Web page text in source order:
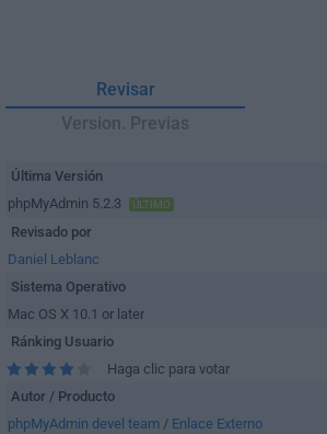
Revisar
Version. Previas
Última Versión
phpMyAdmin 5.2.3
ÚLTIMO
Revisado por
Daniel Leblanc
Sistema Operativo
Mac OS X 10.1 or later
Ránking Usuario
Haga clic para votar
Autor / Producto
phpMyAdmin devel team / Enlace Externo